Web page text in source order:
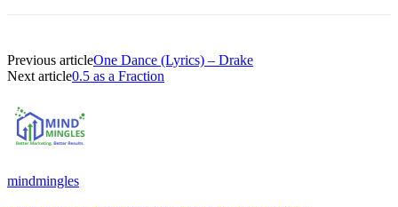
Previous articleOne Dance (Lyrics) – Drake
Next article0.5 as a Fraction
mindmingles